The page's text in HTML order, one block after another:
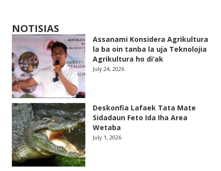
NOTISIAS
Assanami Konsidera Agrikultura
la ba oin tanba la uja Teknolojia
Agrikultura ho di’ak
July 24, 2026
Deskonfia Lafaek Tata Mate
Sidadaun Feto Ida Iha Area
Wetaba
July 1, 2026